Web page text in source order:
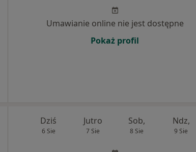
Umawianie online nie jest dostępne
Pokaż profil
Dziś
6 Sie
Jutro
7 Sie
Sob,
8 Sie
Ndz,
9 Sie